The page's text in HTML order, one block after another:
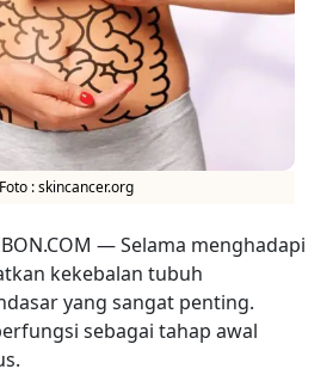
Foto : skincancer.org
— Selama menghadapi
kekebalan tubuh
yang sangat penting.
sebagai tahap awal